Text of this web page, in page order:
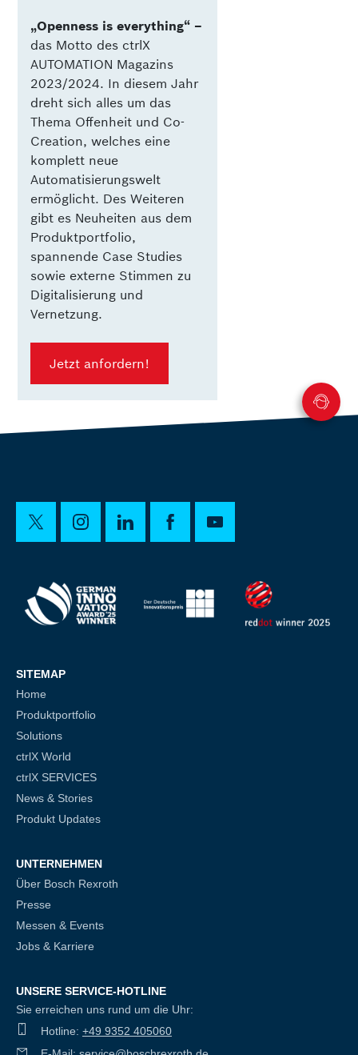
„Openness is everything“ –
das Motto des ctrlX
AUTOMATION Magazins
2023/2024. In diesem Jahr
dreht sich alles um das
Thema Offenheit und Co-
Creation, welches eine
komplett neue
Automatisierungswelt
ermöglicht. Des Weiteren
gibt es Neuheiten aus dem
Produktportfolio,
spannende Case Studies
sowie externe Stimmen zu
Digitalisierung und
Vernetzung.
Jetzt anfordern!
SITEMAP
Home
Produktportfolio
Solutions
ctrlX World
ctrlX SERVICES
News & Stories
Produkt Updates
UNTERNEHMEN
Über Bosch Rexroth
Presse
Messen & Events
Jobs & Karriere
UNSERE SERVICE-HOTLINE
Sie erreichen uns rund um die Uhr:
Hotline: +49 9352 405060